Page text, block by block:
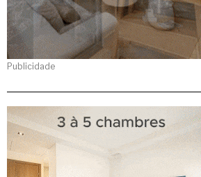
Publicidade